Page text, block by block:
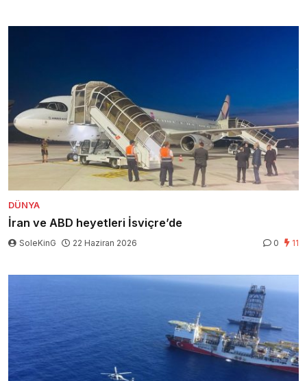
DÜNYA
İran ve ABD heyetleri İsviçre’de
SoleKinG 22 Haziran 2026 0 11